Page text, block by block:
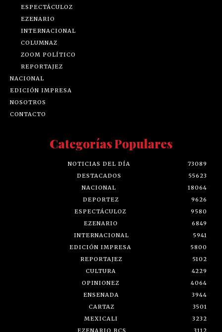
ESPECTÁCULOZ
EZENARIO
INTERNACIONAL
COLUMNAZ
ZOOM POLÍTICO
REPORTAJEZ
NACIONAL
EDICIÓN IMPRESA
NOSOTROS
CONTACTO
Categorías Populares
NOTICIAS DEL DÍA
73089
DESTACADOS
55623
NACIONAL
18064
DEPORTEZ
9626
ESPECTÁCULOZ
9580
EZENARIO
6849
INTERNACIONAL
5941
EDICIÓN IMPRESA
5800
REPORTAJEZ
5102
CULTURA
4229
OPINIONEZ
4064
ENSENADA
3944
CARTAZ
3501
MEXICALI
3232
EZENARIO BCS
3112